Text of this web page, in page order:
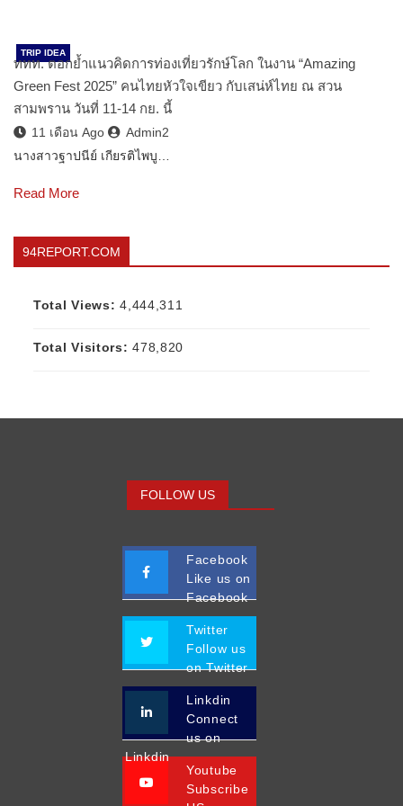
TRIP IDEA
ททท. ตอกย้ำแนวคิดการท่องเที่ยวรักษ์โลก ในงาน “Amazing
Green Fest 2025” คนไทยหัวใจเขียว กับเสน่ห์ไทย ณ สวน
สามพราน วันที่ 11-14 กย. นี้
11 เดือน Ago
Admin2
นางสาวฐาปนีย์ เกียรติไพบู…
Read More
94REPORT.COM
Total Views:4,444,311
Total Visitors:478,820
FOLLOW US
Facebook
Like us on
Facebook
Twitter
Follow us
on Twitter
Linkdin
Connect
us on
Linkdin
Youtube
Subscribe